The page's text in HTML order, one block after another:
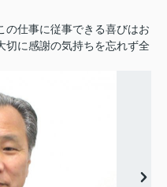
の仕事に従事できる喜びはお
切に感謝の気持ちを忘れず全